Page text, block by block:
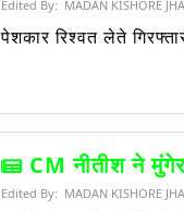
Edited By: MADAN KISHORE
पेशकार रिश्वत लेते
CM नीतीश ने
Edited By: MADAN KISHORE